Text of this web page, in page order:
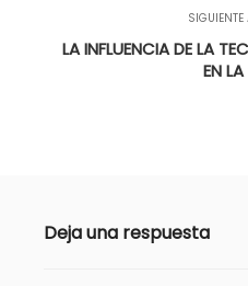
LA INFLUENCIA DE LA
EN
Deja una respuesta